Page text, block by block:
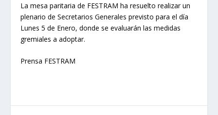
La mesa paritaria de FESTRAM ha resuelto realizar un
plenario de Secretarios Generales previsto para el día
Lunes 5 de Enero, donde se evaluarán las medidas
gremiales a adoptar.
Prensa FESTRAM